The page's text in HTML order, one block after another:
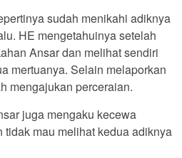
sudah menikahi adiknya
HE mengetahuinya setelah
Ansar dan melihat sendiri
mertuanya. Selain melaporkan
mengajukan perceraian.
juga mengaku kecewa
mau melihat kedua adiknya